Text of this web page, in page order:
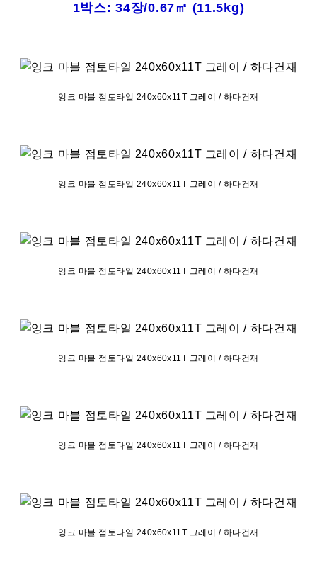
1박스: 34장/0.67㎡ (11.5kg)
잉크 마블 점토타일 240x60x11T 그레이 / 하다건재
잉크 마블 점토타일 240x60x11T 그레이 / 하다건재
잉크 마블 점토타일 240x60x11T 그레이 / 하다건재
잉크 마블 점토타일 240x60x11T 그레이 / 하다건재
잉크 마블 점토타일 240x60x11T 그레이 / 하다건재
잉크 마블 점토타일 240x60x11T 그레이 / 하다건재